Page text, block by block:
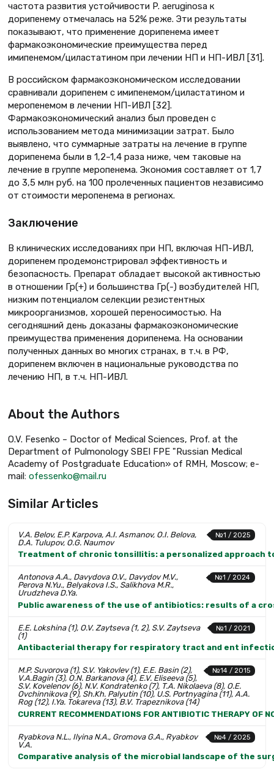
частота развития устойчивости P. aeruginosa к
дорипенему отмечалась на 52% реже. Эти результаты
показывают, что применение дорипенема имеет
фармакоэкономические преимущества перед
имипенемом/циластатином при лечении НП и НП-ИВЛ [31].
В российском фармакоэкономическом исследовании
сравнивали дорипенем с имипенемом/циластатином и
меропенемом в лечении НП-ИВЛ [32].
Фармакоэкономический анализ был проведен с
использованием метода минимизации затрат. Было
выявлено, что суммарные затраты на лечение в группе
дорипенема были в 1,2–1,4 раза ниже, чем таковые на
лечение в группе меропенема. Экономия составляет от 1,7
до 3,5 млн руб. на 100 пролеченных пациентов независимо
от стоимости меропенема в регионах.
Заключение
В клинических исследованиях при НП, включая НП-ИВЛ,
дорипенем продемонстрировал эффективность и
безопасность. Препарат обладает высокой активностью
в отношении Гр(+) и большинства Гр(-) возбудителей НП,
низким потенциалом селекции резистентных
микроорганизмов, хорошей переносимостью. На
сегодняшний день доказаны фармакоэкономические
преимущества применения дорипенема. На основании
полученных данных во многих странах, в т.ч. в РФ,
дорипенем включен в национальные руководства по
лечению НП, в т.ч. НП-ИВЛ.
About the Authors
O.V. Fesenko – Doctor of Medical Sciences, Prof. at the
Department of Pulmonology SBEI FPE "Russian Medical
Academy of Postgraduate Education» of RMH, Moscow; e-
mail: ofessenko@mail.ru
Similar Articles
№1 / 2025
V.A. Belov, E.P. Karpova, A.I. Asmanov, O.I. Belova,
D.A. Tulupov, O.G. Naumov
Treatment of chronic tonsillitis: a personalized approach
№1 / 2024
Antonova A.A., Davydova O.V., Davydov M.V.,
Perova N.Yu., Belyakova I.S., Salikhova M.R.,
Urudzheva D.Ya.
Public awareness of the use of antibiotics: results of a
№1 / 2021
E.E. Lokshina (1), O.V. Zaytseva (1, 2), S.V. Zaytseva
(1)
Antibacterial therapy for respiratory tract and ent
№14 / 2015
M.P. Suvorova (1), S.V. Yakovlev (1), E.E. Basin (2),
V.A.Bagin (3), O.N. Barkanova (4), E.V. Eliseeva (5),
S.V. Kovelenov (6), N.V. Kondratenko (7), T.A. Nikolaeva (8), O.E.
Ovchinnikova (9), Sh.Kh. Palyutin (10), U.S. Portnyagina (11), A.A.
Rog (12), I.Ya. Tokareva (13), B.V. Trapeznikova (14)
CURRENT RECOMMENDATIONS FOR ANTIBIOTIC THERAPY OF
№4 / 2025
Ryabkova N.L., Ilyina N.A., Gromova G.A., Ryabkov
V.A.
Comparative analysis of the microbial landscape of the